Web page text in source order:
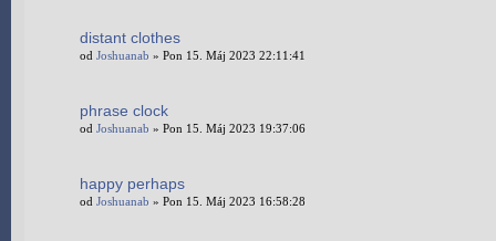
distant clothes
od Joshuanab » Pon 15. Máj 2023 22:11:41
phrase clock
od Joshuanab » Pon 15. Máj 2023 19:37:06
happy perhaps
od Joshuanab » Pon 15. Máj 2023 16:58:28